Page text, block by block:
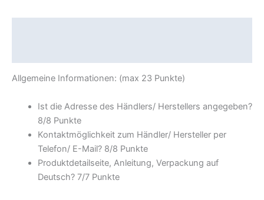
Allgemeine Informationen: (max 23 Punkte)
Ist die Adresse des Händlers/ Herstellers angegeben?
8/8 Punkte
Kontaktmöglichkeit zum Händler/ Hersteller per
Telefon/ E-Mail? 8/8 Punkte
Produktdetailseite, Anleitung, Verpackung auf
Deutsch? 7/7 Punkte